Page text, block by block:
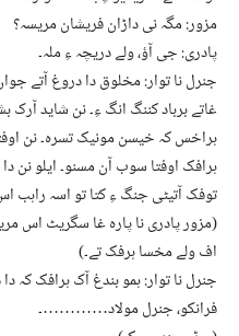
مزور: مگہ نی داڑان فریشان مریسہ؟
پادری: جی آؤ، ولے دریچہ ءِ ملہ۔
جنرل نا توار: مخلوق دا دروغ آتے
غاتے برباد کننگ انگ ءِ۔ نن شاید آرک
ہراخس کہ خیسن مونیک تسرہ۔ نن
ہرافک اوفتا سوب آن مسنو۔ ایلو نن
توفک آتیٹی جنگ ءِ کتا تو اسہ راہب اس
(مزور پادری نا پارہ غا سگریٹ اس
اف ولے مخسا ہرفک تے۔)
جنرل نا توار: ہمو بندغ آک ہرافک کہ
فرانکو، جنرل مولاد…………۔